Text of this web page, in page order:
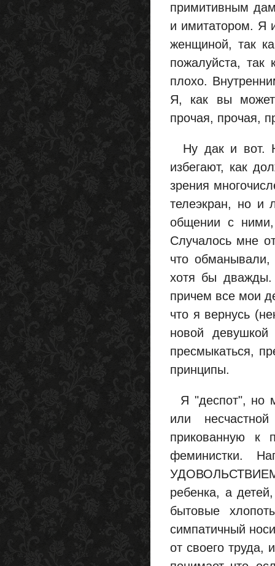
примитивным
и имитатором. Я
женщиной, так
пожалуйста,
плохо.
Я, как вы
прочая, прочая,
Ну дак и вот.
избегают, как
зрения
телеэкран, но и
общении с
Случалось мне
что
хотя бы дважды.
причем все мои
что я вернусь
новой
пресмыкаться,
принципы.
Я "деспот", но
или
прикованную к
феминистки.
ребенка, а
бытовые
симпатичный
от своего труда,